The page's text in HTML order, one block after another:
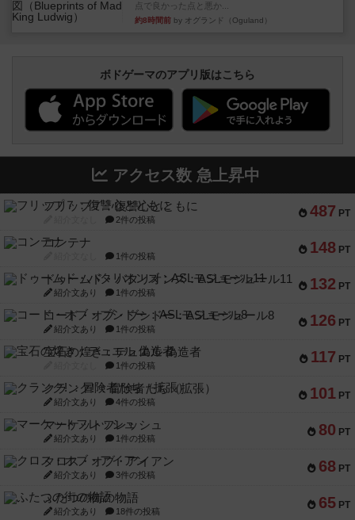
点で良かった点と悪か...
約8時間前 by オグランド（Oguland）
ボドゲーマのアプリ版はこちら
アクセス数 急上昇中
487 PT
フリップ７：復讐心とともに
2件の投稿
148 PT
コンテナ
1件の投稿
132 PT
ドゥームド・バタリオンズ：ASLモジュール11
紹介文あり 1件の投稿
126 PT
コード・オブ・ブシドー：ASLモジュール8
紹介文あり 1件の投稿
117 PT
宝石の煌き：デュエル 偽造者
1件の投稿
101 PT
クランク! ：冒険者たち（拡張）
紹介文あり 4件の投稿
80 PT
マーケットフレッシュ
紹介文あり 1件の投稿
68 PT
クロス・オブ・アイアン
紹介文あり 3件の投稿
65 PT
ふたつの街の物語
紹介文あり 18件の投稿